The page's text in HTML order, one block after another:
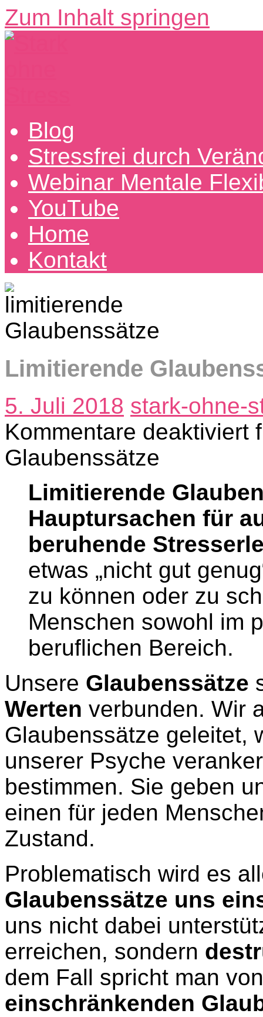
Zum Inhalt springen
ohne
Stress
Entdecke
erfolgreiche
Wege
aus
Stress
hin
mentaler
Stärke
Blog
Stressfrei durch
Webinar Mentale
YouTube
Home
Kontakt
Limitierende
5. Juli 2018 stark-ohne-
Kommentare deaktiviert
Glaubenssätze
Limitierende
Hauptursachen für
beruhende
etwas „nicht gut
zu können oder zu
Menschen sowohl im
beruflichen Bereich.
Unsere Glaubenssätze
Werten verbunden. Wir
Glaubenssätze geleitet,
unserer Psyche
bestimmen. Sie geben
einen für jeden
Zustand.
Problematisch wird es
Glaubenssätze uns
uns nicht dabei
erreichen, sondern
dem Fall spricht man
einschränkenden